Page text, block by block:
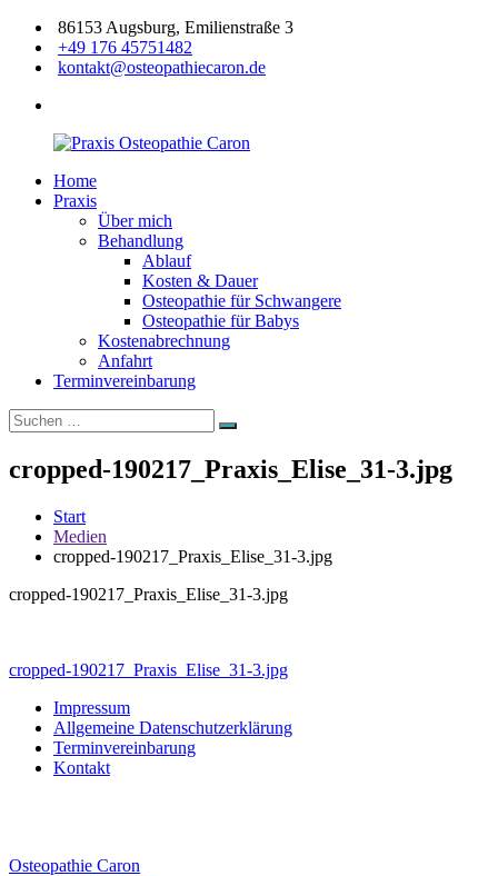
Zum
Inhalt
springen
86153 Augsburg, Emilienstraße 3
+49 176 45751482
kontakt@osteopathiecaron.de
Praxis
Osteopathie
Zertifizierte
Osteopathin
Home
Praxis
Über mich
Behandlung
Ablauf
Kosten & Dauer
Osteopathie für Schwangere
Osteopathie für Babys
Kostenabrechnung
Anfahrt
Terminvereinbarung
Suchen
nach:
Suchen
cropped-190217_Praxis_Elise_31-3.jpg
Start
Medien
cropped-190217_Praxis_Elise_31-3.jpg
cropped-190217_Praxis_Elise_31-3.jpg
Beitragsnavigation
cropped-190217_Praxis_Elise_31-3.jpg
Impressum
Allgemeine Datenschutzerklärung
Terminvereinbarung
Kontakt
Osteopathie Caron